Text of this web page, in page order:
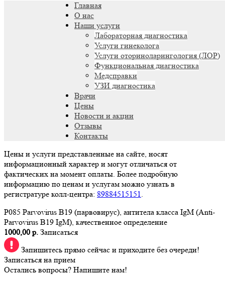
Главная
О нас
Наши услуги
Лабораторная диагностика
Услуги гинеколога
Услуги оториноларингология (ЛОР)
Функциональная диагностика
Медсправки
УЗИ диагностика
Врачи
Цены
Новости и акции
Отзывы
Контакты
Цены и услуги представленные на сайте, носят
информационный характер и могут отличаться от
фактических на момент оплаты. Более подробную
информацию по ценам и услугам можно узнать в
регистратуре колл-центра: 89884515151.
P085 Parvovirus B19 (парвовирус), антитела класса IgM (Anti-
Parvovirus B19 IgM), качественное определение
1000,00 р. Записаться
Запишитесь прямо сейчас и приходите без очереди!
Записаться на прием
Остались вопросы? Напишите нам!